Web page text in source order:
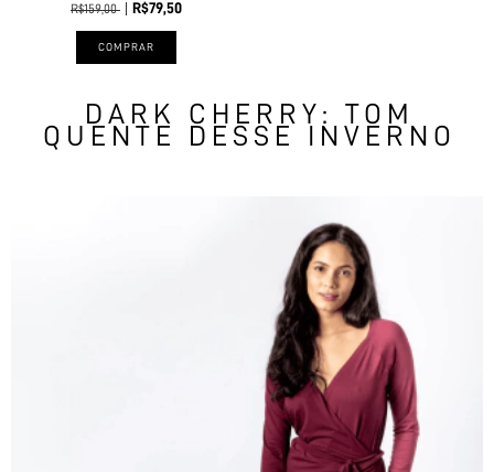
R$159,00
R$79,50
COMPRAR
DARK CHERRY: TOM
QUENTE DESSE INVERNO